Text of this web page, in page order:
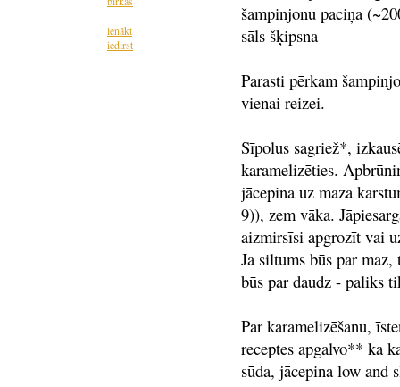
ienākt
iedirst
šampinjonu paciņa
sāls šķipsna
Parasti pērkam
vienai reizei.
Sīpolus sagriež*,
karamelizēties.
jācepina uz maza
9)), zem vāka.
aizmirsīsi apgrozīt vai
Ja siltums būs par
būs par daudz - paliks
Par karamelizēšanu,
receptes apgalvo** ka
sūda, jācepina low and